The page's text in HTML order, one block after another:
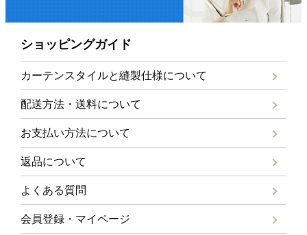
ショッピングガイド
カーテンスタイルと縫製仕様について
配送方法・送料について
お支払い方法について
返品について
よくある質問
会員登録・マイページ